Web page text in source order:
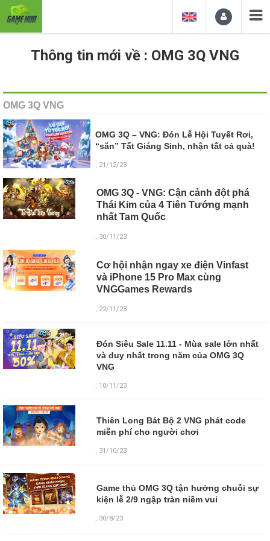
Thông tin mới về : OMG 3Q VNG
OMG 3Q VNG
OMG 3Q – VNG: Đón Lễ Hội Tuyết Rơi,
“săn” Tất Giáng Sinh, nhận tất cả quà!
, 21/12/23
OMG 3Q - VNG: Cận cảnh đột phá
Thái Kim của 4 Tiên Tướng mạnh
nhất Tam Quốc
, 30/11/23
Cơ hội nhận ngay xe điện Vinfast
và iPhone 15 Pro Max cùng
VNGGames Rewards
, 22/11/23
Đón Siêu Sale 11.11 - Mùa sale lớn nhất
và duy nhất trong năm của OMG 3Q
VNG
, 10/11/23
Thiên Long Bát Bộ 2 VNG phát code
miễn phí cho người chơi
, 31/10/23
Game thủ OMG 3Q tận hưởng chuỗi sự
kiện lễ 2/9 ngập tràn niềm vui
, 30/8/23